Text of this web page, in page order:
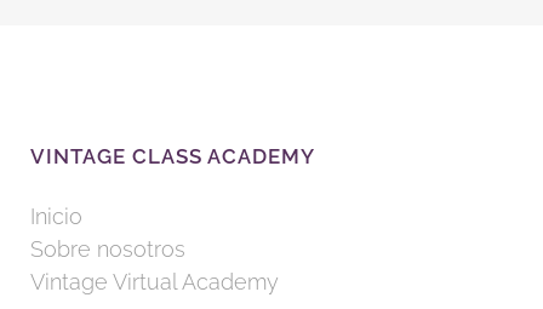
VINTAGE CLASS ACADEMY
Inicio
Sobre nosotros
Vintage Virtual Academy